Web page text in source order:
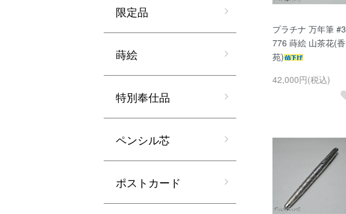
プラチナ 万年筆 #3
776 蒔絵 山茶花(香
苑)
42,000円(税込)
限定品
蒔絵
特別奉仕品
ペンシル芯
ポストカード